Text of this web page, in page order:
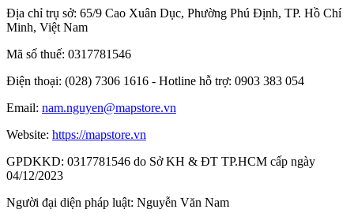
Địa chỉ trụ sở: 65/9 Cao Xuân Dục, Phường Phú Định, TP. Hồ Chí
Minh, Việt Nam
Mã số thuế: 0317781546
Điện thoại: (028) 7306 1616 - Hotline hỗ trợ: 0903 383 054
Email: nam.nguyen@mapstore.vn
Website: https://mapstore.vn
GPDKKD: 0317781546 do Sở KH & ĐT TP.HCM cấp ngày
04/12/2023
Người đại diện pháp luật: Nguyễn Văn Nam